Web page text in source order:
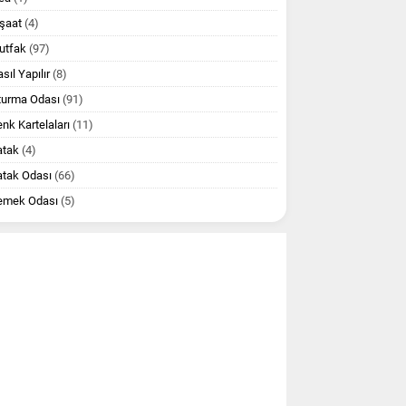
(4)
(97)
Yapılır(8)
Odası(91)
Kartelaları (11)
(4)
Odası (66)
Odası (5)